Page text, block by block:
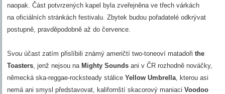
naopak. Část potvrzených kapel byla zveřejněna ve třech várkách
na oficiálních stránkách festivalu. Zbytek budou pořadatelé odkrývat
postupně, pravděpodobně až do července.
Svou účast zatím přislíbili známý američtí two-toneoví matadořithe
Toasters, jenž nejsou na Mighty Soundsani v ČR rozhodně nováčky,
německá ska-reggae-rocksteady stáliceYellow Umbrella, kterou asi
nemá ani smysl představovat, kalifornští skacorový maniaciVoodoo